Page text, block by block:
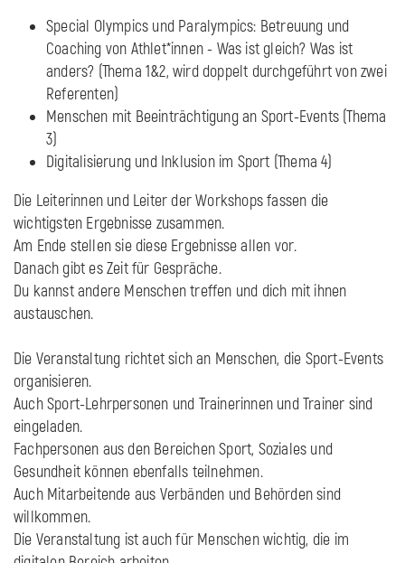
Special Olympics und Paralympics: Betreuung und
Coaching von Athlet*innen - Was ist gleich? Was ist
anders? (Thema 1&2, wird doppelt durchgeführt von zwei
Referenten)
Menschen mit Beeinträchtigung an Sport-Events (Thema
3)
Digitalisierung und Inklusion im Sport (Thema 4)
Die Leiterinnen und Leiter der Workshops fassen die
wichtigsten Ergebnisse zusammen.
Am Ende stellen sie diese Ergebnisse allen vor.
Danach gibt es Zeit für Gespräche.
Du kannst andere Menschen treffen und dich mit ihnen
austauschen.
Die Veranstaltung richtet sich an Menschen, die Sport-Events
organisieren.
Auch Sport-Lehrpersonen und Trainerinnen und Trainer sind
eingeladen.
Fachpersonen aus den Bereichen Sport, Soziales und
Gesundheit können ebenfalls teilnehmen.
Auch Mitarbeitende aus Verbänden und Behörden sind
willkommen.
Die Veranstaltung ist auch für Menschen wichtig, die im